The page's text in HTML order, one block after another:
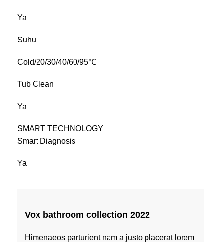
Ya
Suhu
Cold/20/30/40/60/95℃
Tub Clean
Ya
SMART TECHNOLOGY
Smart Diagnosis
Ya
Vox bathroom collection 2022
Himenaeos parturient nam a justo placerat lorem